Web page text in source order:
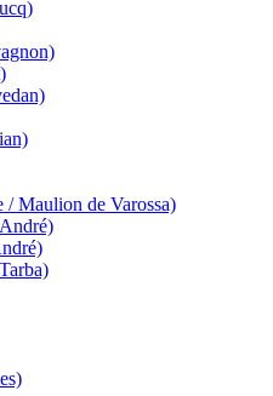
/ Maulion de Varossa)